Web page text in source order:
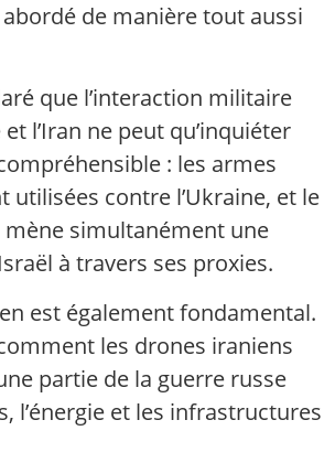
de manière tout aussi
que l’interaction militaire
l’Iran ne peut qu’inquiéter
: les armes
utilisées contre l’Ukraine, et le
simultanément une
à travers ses proxies.
est également fondamental.
les drones iraniens
partie de la guerre russe
l’énergie et les infrastructures